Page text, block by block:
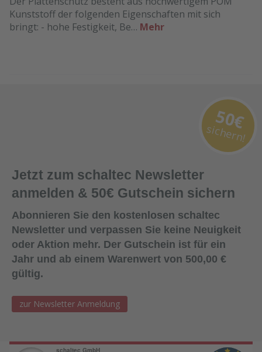
Kunststoff der folgenden Eigenschaften mit sich
bringt: - hohe Festigkeit, Be… Mehr
Jetzt zum schaltec Newsletter
anmelden & 50€ Gutschein sichern
Abonnieren Sie den kostenlosen schaltec
Newsletter und verpassen Sie keine Neuigkeit
oder Aktion mehr. Der Gutschein ist für ein
Jahr und ab einem Warenwert von 500,00 €
gültig.
zur Newsletter Anmeldung
50€
sichern!